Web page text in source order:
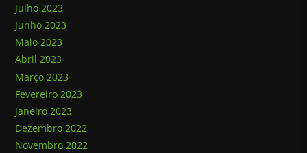
Julho 2023
Junho 2023
Maio 2023
Abril 2023
Março 2023
Fevereiro 2023
Janeiro 2023
Dezembro 2022
Novembro 2022